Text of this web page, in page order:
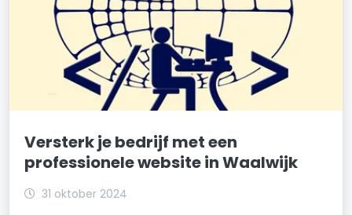
Versterk je bedrijf met een
professionele website in Waalwijk
31 oktober 2024